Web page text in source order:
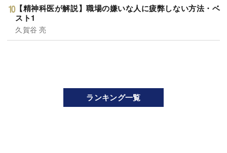
【精神科医が解説】職場の嫌いな人に疲弊しない方法・ベ
スト1
久賀谷 亮
ランキング一覧